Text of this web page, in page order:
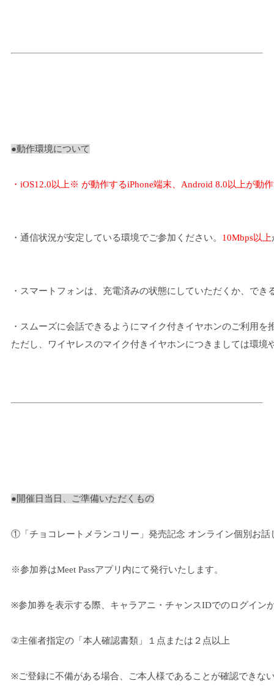
●動作環境について
・iOS12.0以上※ が動作するiPhone端末、Android 8.0以上が動
・通信状況が安定している環境でご参加ください。 10Mbps以上
・スマートフォンは、充電済みの状態にしていただくか、で
・スムーズに会話できるようにマイク付きイヤホンのご利用
ただし、ワイヤレスのマイク付きイヤホンにつきましては環
●開催日当日、ご準備いただくもの
①「チョコレートメランコリー」発売記念 オンライン個別お話
※参加券はMeet Passアプリ内にて発行いたします。
※参加券を表示する際、キャラアニ・チャンスIDでのログイン
②主催者指定の「本人確認書類」１点または２点以上
※ご登録に不備がある場合、ご本人様であることが確認できな